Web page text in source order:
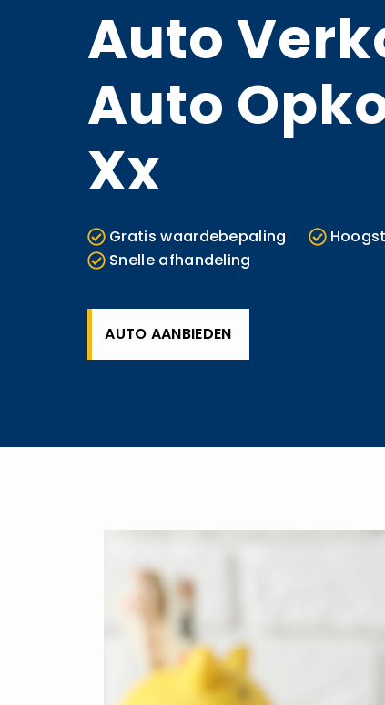
Auto
Auto
Xx
Gratis waardebepaling
Snelle afhandeling
AUTO AANBIEDEN